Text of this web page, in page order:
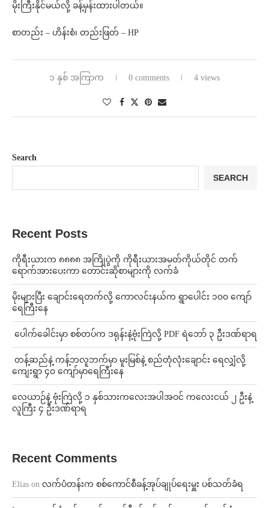
မိုးကြီးနိုင်မယ်လို့ ခန့်မှန်းထားပါတယ်။
စာတည်း – ဟိန်းစံ၊ တည်းဖြတ် – HP
၁ နှစ် အကြာက 0 comments 4 views
Search
SEARCH
Recent Posts
ကိုရီးယားက ၈၈၈၈ အကြိုပွဲကို ကိုရီးယားအမတ်ကိုယ်တိုင် တက်
ရောက်အားပေးကာ တောင်းဆိုစာများကို လက်ခံ
⁨မိုးများပြီး ချောင်းရေတက်လို့ ကောလင်းနယ်က ရွာပေါင်း ၁၀၀ ကျော်
ရေကြီးနေ
⁩ ⁨ပေါက်ခေါင်းမှာ စစ်တပ်က ဒရုန်းနဲ့ဗုံးကြဲလို့ PDF ရဲဘော် ၃ ဦးဒဏ်ရာရ
⁩ ⁨တန့်ဆည်နဲ့ ကန့်ဘလူဘက်မှာ မူးမြစ်နဲ့ စည်တုံလုံးချောင်း ရေလျှံလို့
ကျေးရွာ ၄၀ ကျော်မှာရေကြီးနေ
⁨လေယာဉ်နဲ့ ဗုံးကြဲလို့ ၁ နှစ်သားကလေးအပါအဝင် ကလေးငယ် ၂ ဦးနဲ့
လူကြီး ၄ ဦးဒဏ်ရာရ
Recent Comments
Elias on လက်ပံတန်းက စစ်ကောင်စီခန့်အုပ်ချုပ်ရေးမှူး ပစ်သတ်ခံရ